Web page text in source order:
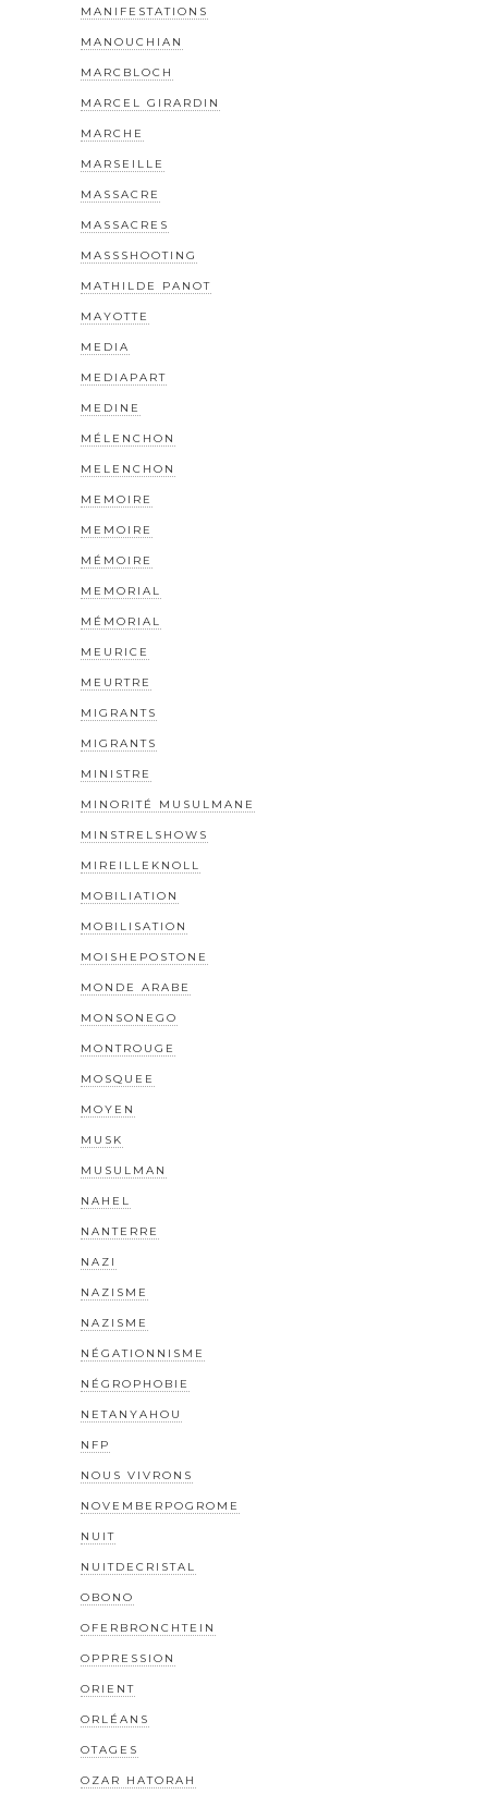
MANIFESTATIONS
MANOUCHIAN
MARCBLOCH
MARCEL GIRARDIN
MARCHE
MARSEILLE
MASSACRE
MASSACRES
MASSSHOOTING
MATHILDE PANOT
MAYOTTE
MEDIA
MEDIAPART
MEDINE
MÉLENCHON
MELENCHON
MEMOIRE
MEMOIRE
MÉMOIRE
MEMORIAL
MÉMORIAL
MEURICE
MEURTRE
MIGRANTS
MIGRANTS
MINISTRE
MINORITÉ MUSULMANE
MINSTRELSHOWS
MIREILLEKNOLL
MOBILIATION
MOBILISATION
MOISHEPOSTONE
MONDE ARABE
MONSONEGO
MONTROUGE
MOSQUEE
MOYEN
MUSK
MUSULMAN
NAHEL
NANTERRE
NAZI
NAZISME
NAZISME
NÉGATIONNISME
NÉGROPHOBIE
NETANYAHOU
NFP
NOUS VIVRONS
NOVEMBERPOGROME
NUIT
NUITDECRISTAL
OBONO
OFERBRONCHTEIN
OPPRESSION
ORIENT
ORLÉANS
OTAGES
OZAR HATORAH